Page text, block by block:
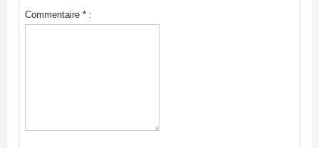
Commentaire * :